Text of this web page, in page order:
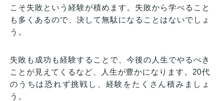
こそ失敗という経験が積めます。失敗から学べること
も多くあるので、決して無駄になることはないでしょ
う。
失敗も成功も経験することで、今後の人生でやるべき
ことが見えてくるなど、人生が豊かになります。20代
のうちは恐れず挑戦し、経験をたくさん積みましょ
う。